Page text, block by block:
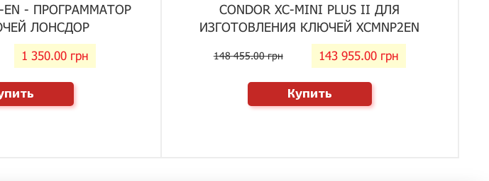
EN - ПРОГРАММАТОР
ЛОНСДОР
1 350.00 грн
CONDOR XC-MINI PLUS II ДЛЯ
ИЗГОТОВЛЕНИЯ КЛЮЧЕЙ XCMNP2EN
148 455.00 грн 143 955.00 грн
Купить